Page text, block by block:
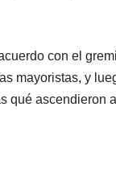
con el
mayoristas, y
qué ascendieron